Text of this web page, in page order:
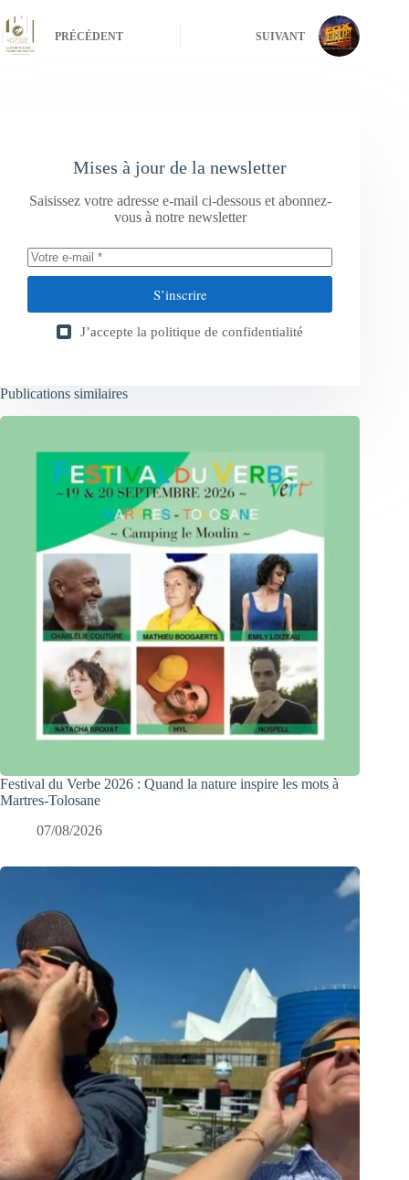
PRÉCÉDENT SUIVANT
Mises à jour de la newsletter
Saisissez votre adresse e-mail ci-dessous et abonnez-
vous à notre newsletter
S’inscrire
J’accepte la politique de confidentialité
Publications similaires
Festival du Verbe 2026 : Quand la nature inspire les mots à
Martres-Tolosane
07/08/2026